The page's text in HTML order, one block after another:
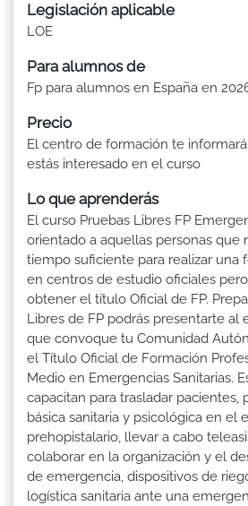
Legislación aplicable
LOE
Para alumnos de
Fp para alumnos en España en
Precio
El centro de formación te
estás interesado en el curso
Lo que aprenderás
El curso Pruebas Libres FP
orientado a aquellas personas que
tiempo suficiente para realizar una
en centros de estudio oficiales
obtener el título Oficial de FP.
Libres de FP podrás presentarte al
que convoque tu Comunidad
el Título Oficial de Formación
Medio en Emergencias Sanitarias.
capacitan para trasladar pacientes,
básica sanitaria y psicológica en el
prehopistalario, llevar a cabo
colaborar en la organización y el
de emergencia, dispositivos de
logística sanitaria ante una